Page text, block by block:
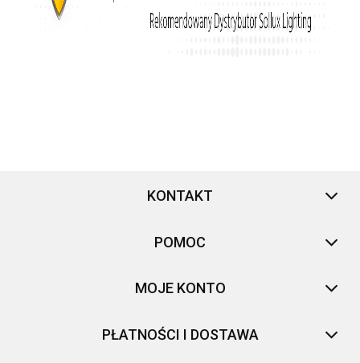
KONTAKT
POMOC
MOJE KONTO
PŁATNOŚCI I DOSTAWA